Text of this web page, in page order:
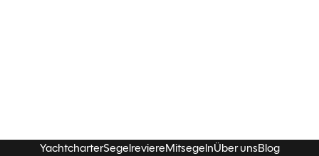
YachtcharterSegelreviereMitsegelnÜber unsBlog